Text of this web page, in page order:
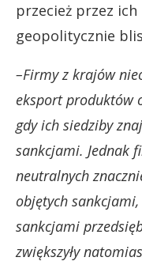
przecież przez
geopolitycznie
–Firmy z krajów
eksport produktów
gdy ich siedziby
sankcjami. Jednak
neutralnych
objętych
sankcjami
zwiększyły